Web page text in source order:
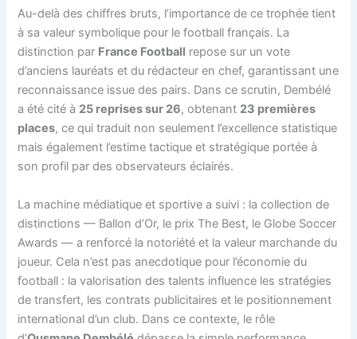
Au-delà des chiffres bruts, l’importance de ce trophée tient
à sa valeur symbolique pour le football français. La
distinction par France Football repose sur un vote
d’anciens lauréats et du rédacteur en chef, garantissant une
reconnaissance issue des pairs. Dans ce scrutin, Dembélé
a été cité à 25 reprises sur 26, obtenant 23 premières
places, ce qui traduit non seulement l’excellence statistique
mais également l’estime tactique et stratégique portée à
son profil par des observateurs éclairés.
La machine médiatique et sportive a suivi : la collection de
distinctions — Ballon d’Or, le prix The Best, le Globe Soccer
Awards — a renforcé la notoriété et la valeur marchande du
joueur. Cela n’est pas anecdotique pour l’économie du
football : la valorisation des talents influence les stratégies
de transfert, les contrats publicitaires et le positionnement
international d’un club. Dans ce contexte, le rôle